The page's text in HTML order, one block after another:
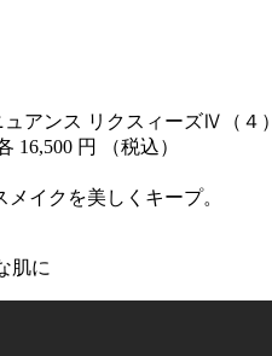
アンス リクスィーズⅣ（４）
16,500 円 （税込）
イクを美しくキープ。
肌に